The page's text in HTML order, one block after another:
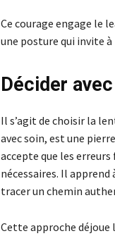
Ce courage engage le
une posture qui invite
Décider
Il s’agit de choisir la
avec soin, est une
accepte que les
nécessaires. Il
tracer un chemin
Cette approche déjoue